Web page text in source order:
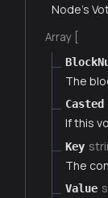
Node's
Array [
The
Casted
If this
Key
The
Value